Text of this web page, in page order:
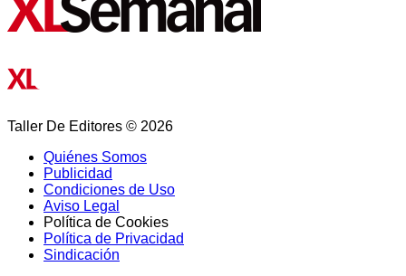
Taller De Editores © 2026
Quiénes Somos
Publicidad
Condiciones de Uso
Aviso Legal
Política de Cookies
Política de Privacidad
Sindicación